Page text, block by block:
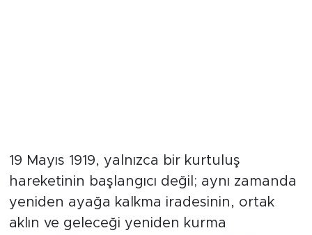
19 Mayıs 1919, yalnızca bir kurtuluş
hareketinin başlangıcı değil; aynı zamanda
yeniden ayağa kalkma iradesinin, ortak
aklın ve geleceği yeniden kurma